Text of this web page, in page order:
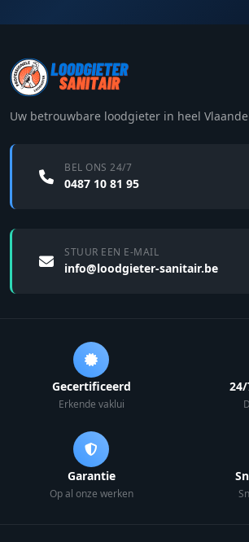
Uw betrouwbare loodgieter in heel
BEL ONS 24/7
0487 10 81 95
STUUR EEN E-MAIL
info@loodgieter-sanitair.be
Gecertificeerd
Erkende vaklui
Garantie
Op al onze werken